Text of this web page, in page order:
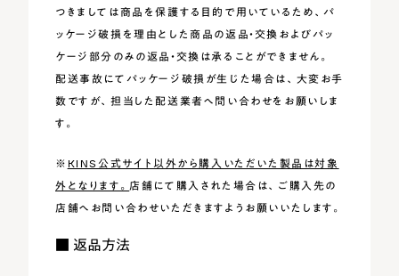
つきましては商品を保護する目的で用いているため、パ
ッケージ破損を理由とした商品の返品・交換およびパッ
ケージ部分のみの返品・交換は承ることができません。
配送事故にてパッケージ破損が生じた場合は、大変お手
数ですが、担当した配送業者へ問い合わせをお願いしま
す。
※ KINS公式サイト以外から購入いただいた製品は対象
外となります。店舗にて購入された場合は、ご購入先の
店舗へお問い合わせいただきますようお願いいたします。
■ 返品方法